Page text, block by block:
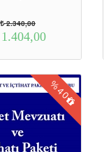
2.340,00
%40